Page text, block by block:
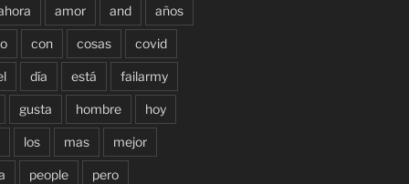
amor and años
con cosas covid
día está failarmy
gusta hombre hoy
los mas mejor
people pero